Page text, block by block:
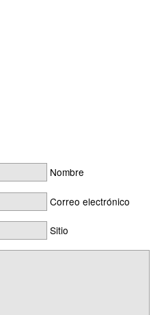
Nombre
Correo electrónico
Sitio